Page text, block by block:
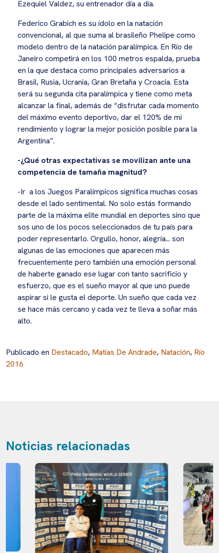
Ezequiel Valdez, su entrenador día a día.
Federico Grabich es su ídolo en la natación
convencional, al que suma al brasileño Phelipe como
modelo dentro de la natación paralímpica. En Río de
Janeiro competirá en los 100 metros espalda, prueba
en la que destaca como principales adversarios a
Brasil, Rusia, Ucrania, Gran Bretaña y Croacia. Esta
será su segunda cita paralímpica y tiene como meta
alcanzar la final, además de “disfrutar cada momento
del máximo evento deportivo, dar el 120% de mi
rendimiento y lograr la mejor posición posible para la
Argentina”.
-¿Qué otras expectativas se movilizan ante una
competencia de tamaña magnitud?
-Ir a los Juegos Paralímpicos significa muchas cosas
desde el lado sentimental. No solo estás formando
parte de la máxima elite mundial en deportes sino que
sos uno de los pocos seleccionados de tu país para
poder representarlo. Orgullo, honor, alegría... son
algunas de las emociones que aparecen más
frecuentemente pero también una emoción personal
de haberte ganado ese lugar con tanto sacrificio y
esfuerzo, que es el sueño mayor al que uno puede
aspirar si le gusta el deporte. Un sueño que cada vez
se hace más cercano y cada vez te lleva a soñar más
alto.
Publicado en Destacado, Matías De Andrade, Natación, Río
2016
Noticias relacionadas